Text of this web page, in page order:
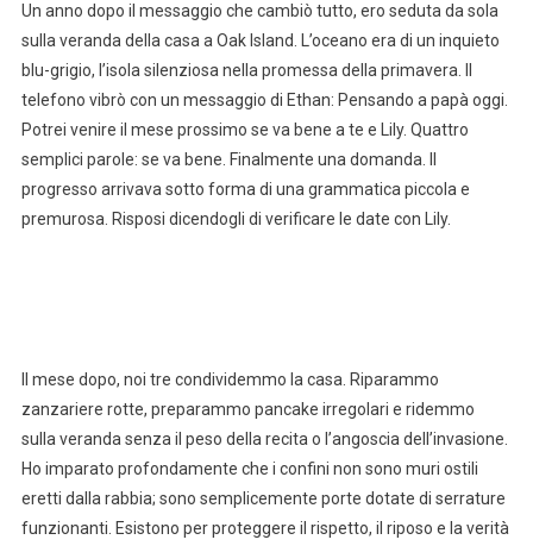
Un anno dopo il messaggio che cambiò tutto, ero seduta da sola
sulla veranda della casa a Oak Island. L’oceano era di un inquieto
blu-grigio, l’isola silenziosa nella promessa della primavera. Il
telefono vibrò con un messaggio di Ethan: Pensando a papà oggi.
Potrei venire il mese prossimo se va bene a te e Lily. Quattro
semplici parole: se va bene. Finalmente una domanda. Il
progresso arrivava sotto forma di una grammatica piccola e
premurosa. Risposi dicendogli di verificare le date con Lily.
Il mese dopo, noi tre condividemmo la casa. Riparammo
zanzariere rotte, preparammo pancake irregolari e ridemmo
sulla veranda senza il peso della recita o l’angoscia dell’invasione.
Ho imparato profondamente che i confini non sono muri ostili
eretti dalla rabbia; sono semplicemente porte dotate di serrature
funzionanti. Esistono per proteggere il rispetto, il riposo e la verità